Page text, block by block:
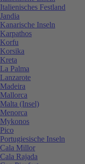
Italienisches Festland
Jandia
Kanarische Inseln
Karpathos
Korfu
Korsika
Kreta
La Palma
Lanzarote
Madeira
Mallorca
Malta (Insel)
Menorca
Mykonos
Pico
Portugiesische Inseln
Cala Millor
Cala Rajada